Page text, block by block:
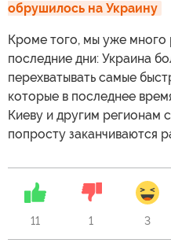
обрушилось на Украину
Кроме того, мы уже много
последние дни: Украина
перехватывать самые
которые в последнее
Киеву и другим регионам
попросту заканчиваются
11 1 3